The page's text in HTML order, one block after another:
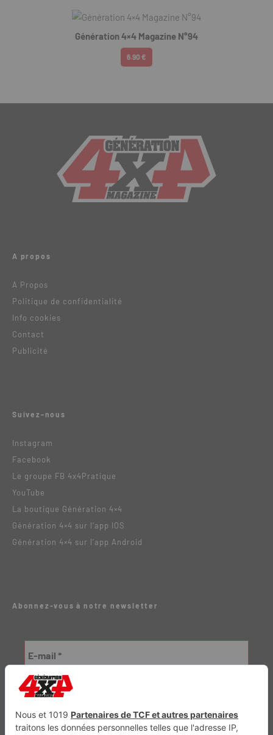
Génération 4×4 Magazine N°94
6.90 €
A propos
A Propos
Politique de confidentialité
Info cookies
Contact
Publicité
Suivez-nous
Instagram
Facebook
Le groupe FB 4x4Pratique
YouTube
La boutique Génération 4×4
Génération 4×4 sur l’app IOS
Génération 4×4 sur l’app Android
Abonnez-vous à notre newsletter